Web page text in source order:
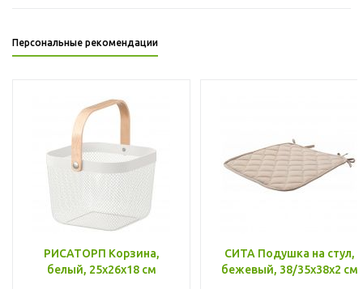
Персональные рекомендации
РИСАТОРП Корзина,
белый, 25x26x18 см
СИТА Подушка на стул,
бежевый, 38/35x38x2 см